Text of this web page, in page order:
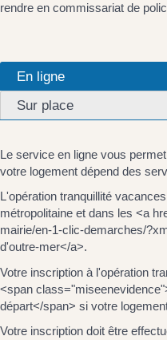
rendre en commissariat de
En ligne
Sur place
Le service en ligne vous
votre logement dépend des
L'opération tranquillité
métropolitaine et dans les <a
mairie/en-1-clic-demarches/
d'outre-mer</a>.
Votre inscription à l'opération
<span
départ</span> si votre
Votre inscription doit être